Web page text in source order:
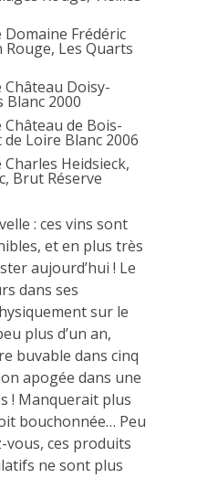
Frédéric
Les Quarts
Doisy-
Blanc 2000
de Bois-
Loire Blanc 2006
Heidsieck,
Brut Réserve
: ces vins sont
et en plus très
aujourd’hui ! Le
dans ses
sur le
plus d’un an,
buvable dans cinq
apogée dans une
! Manquerait plus
bouchonnée… Peu
vous, ces produits
ne sont plus